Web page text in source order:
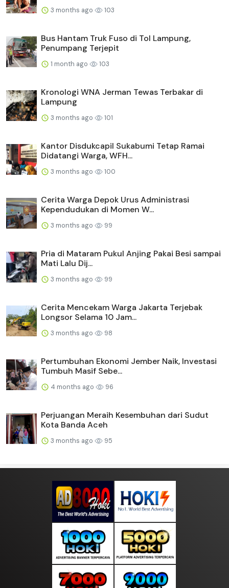
3 months ago 103
Bus Hantam Truk Fuso di Tol Lampung,
Penumpang Terjepit
1 month ago 103
Kronologi WNA Jerman Tewas Terbakar di
Lampung
3 months ago 101
Kantor Disdukcapil Sukabumi Tetap Ramai
Didatangi Warga, WFH...
3 months ago 100
Cerita Warga Depok Urus Administrasi
Kependudukan di Momen W...
3 months ago 99
Pria di Mataram Pukul Anjing Pakai Besi sampai
Mati Lalu Dij...
3 months ago 99
Cerita Mencekam Warga Jakarta Terjebak
Longsor Selama 10 Jam...
3 months ago 98
Pertumbuhan Ekonomi Jember Naik, Investasi
Tumbuh Masif Sebe...
4 months ago 96
Perjuangan Meraih Kesembuhan dari Sudut
Kota Banda Aceh
3 months ago 95